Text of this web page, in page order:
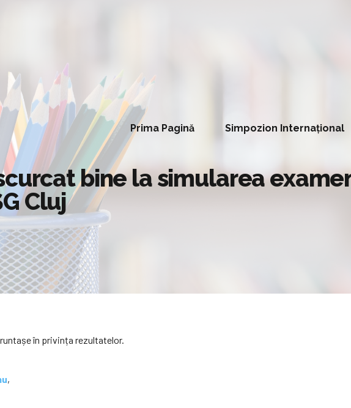
Prima Pagină Simpozion Internațional
bine la simularea
Cluj
în privința rezultatelor.
,